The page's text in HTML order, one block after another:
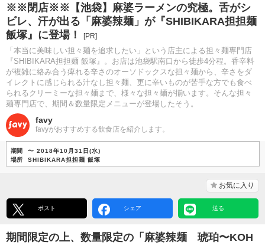
※※閉店※※【池袋】麻婆ラーメンの究極。舌がシ
ビレ、汗が出る「麻婆辣麺」が『SHIBIKARA担担麺
飯塚』に登場！
[PR]
「本当に美味しい担々麺を追求したい」という店主による担々麺専門店
『SHIBIKARA担担麺 飯塚』。お店は池袋駅南口から徒歩4分程。香辛料
が複雑に絡み合う痺れる辛さのオーソドックスな担々麺から、辛さをダ
イレクトに感じられる汁なし担々麺、更に辛いものが苦手な方でも食べ
られるクリーミーな担々麺まで、様々な担々麺が揃います。そんな担々
麺専門店で、期間＆数量限定メニューが登場したそう。
favy
favyがおすすめする飲食店を紹介します。
期間
〜 2018年10月31日(水)
場所
SHIBIKARA担担麺 飯塚
お気に入り
ポスト シェア 送る
期間限定の上、数量限定の「麻婆辣麺 琥珀〜KOH